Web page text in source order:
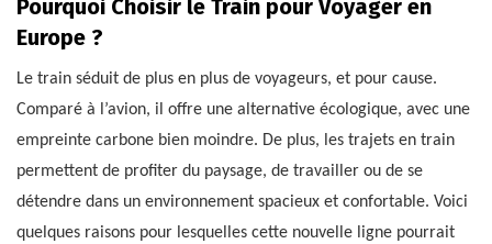
Pourquoi Choisir le Train pour Voyager en
Europe ?
Le train séduit de plus en plus de voyageurs, et pour cause.
Comparé à l’avion, il offre une alternative écologique, avec une
empreinte carbone bien moindre. De plus, les trajets en train
permettent de profiter du paysage, de travailler ou de se
détendre dans un environnement spacieux et confortable. Voici
quelques raisons pour lesquelles cette nouvelle ligne pourrait